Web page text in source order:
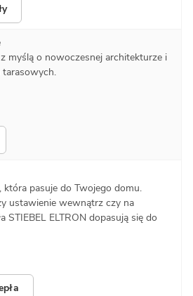
myślą o nowoczesnej architekturze i
tarasowych.
która pasuje do Twojego domu.
ustawienie wewnątrz czy na
STIEBEL ELTRON dopasują się do